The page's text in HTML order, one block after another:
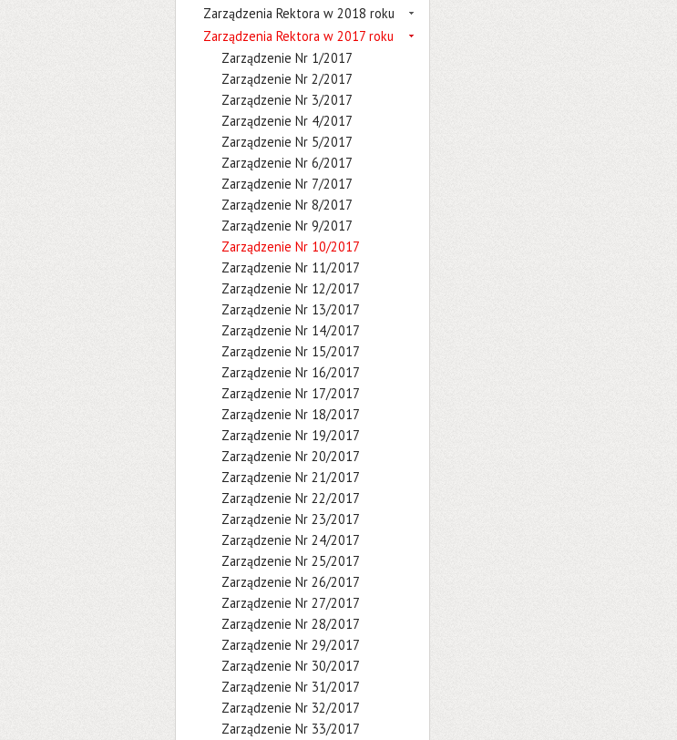
Zarządzenia Rektora w 2018 roku
Zarządzenia Rektora w 2017 roku
Zarządzenie Nr 1/2017
Zarządzenie Nr 2/2017
Zarządzenie Nr 3/2017
Zarządzenie Nr 4/2017
Zarządzenie Nr 5/2017
Zarządzenie Nr 6/2017
Zarządzenie Nr 7/2017
Zarządzenie Nr 8/2017
Zarządzenie Nr 9/2017
Zarządzenie Nr 10/2017
Zarządzenie Nr 11/2017
Zarządzenie Nr 12/2017
Zarządzenie Nr 13/2017
Zarządzenie Nr 14/2017
Zarządzenie Nr 15/2017
Zarządzenie Nr 16/2017
Zarządzenie Nr 17/2017
Zarządzenie Nr 18/2017
Zarządzenie Nr 19/2017
Zarządzenie Nr 20/2017
Zarządzenie Nr 21/2017
Zarządzenie Nr 22/2017
Zarządzenie Nr 23/2017
Zarządzenie Nr 24/2017
Zarządzenie Nr 25/2017
Zarządzenie Nr 26/2017
Zarządzenie Nr 27/2017
Zarządzenie Nr 28/2017
Zarządzenie Nr 29/2017
Zarządzenie Nr 30/2017
Zarządzenie Nr 31/2017
Zarządzenie Nr 32/2017
Zarządzenie Nr 33/2017